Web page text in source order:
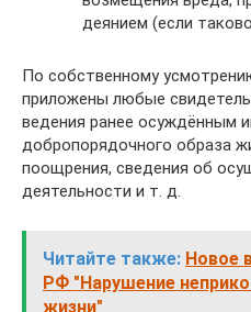
деянием (если
По собственному
приложены любые
ведения ранее осуждённым
добропорядочного образа
поощрения, сведения об
деятельности и т. д.
Читайте также: Новое
РФ "Нарушение
жизни"